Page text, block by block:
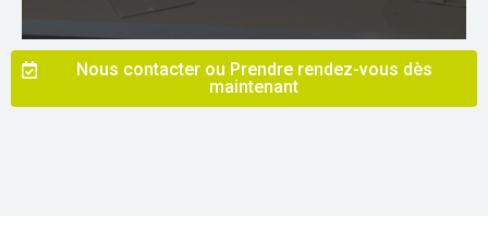
Nous contacter ou Prendre rendez-vous dès
maintenant